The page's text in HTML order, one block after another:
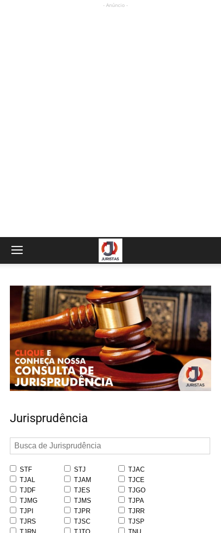
- Anúncio -
Jurisprudência
STF STJ
TJAC
TJAL
TJAM
TJCE
TJDF
TJES
TJGO
TJMG
TJMS
TJPA
TJPI
TJPR
TJRR
TJRS
TJSC
TJSP